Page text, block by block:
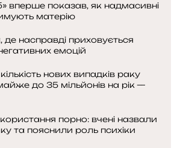
вперше показав, як надмасивні
матерію
насправді приховується
емоцій
нових випадків раку
до 35 мільйонів на рік —
порно: вчені назвали
та пояснили роль психіки